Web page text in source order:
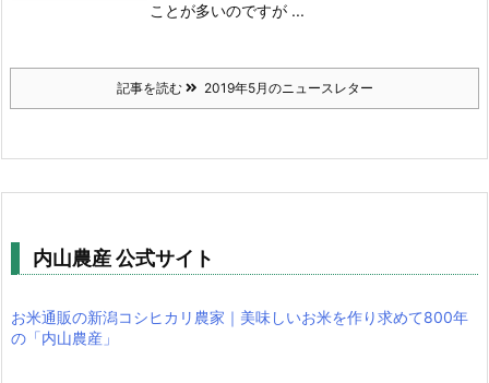
ことが多いのですが ...
記事を読む 2019年5月のニュースレター
内山農産 公式サイト
お米通販の新潟コシヒカリ農家｜美味しいお米を作り求めて800年
の「内山農産」